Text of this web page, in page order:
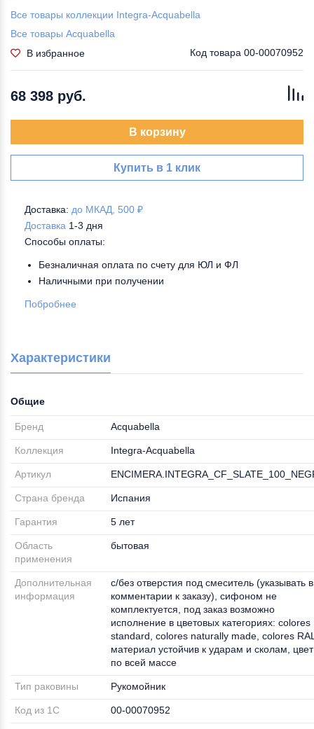
Все товары коллекции Integra-Acquabella
Все товары Acquabella
В избранное
Код товара 00-00070952
68 398 руб.
В корзину
Купить в 1 клик
Доставка: до МКАД, 500 ₽
Доставка 1-3 дня
Способы оплаты:
Безналичная оплата по счету для ЮЛ и ФЛ
Наличными при получении
Побробнее
Характеристики
Общие
Бренд Acquabella
Коллекция Integra-Acquabella
Артикул
Страна бренда Испания
Гарантия 5 лет
Область
применения
бытовая
Дополнительная
информация
с/без отверстия под смеситель (указывать в
комментарии к заказу), сифоном не
комплектуется, под заказ возможно
исполнение в цветовых категориях: colores
standard, colores naturally made, colores
материал устойчив к ударам и сколам, цвет
по всей массе
Тип раковины Рукомойник
Код из 1С 00-00070952